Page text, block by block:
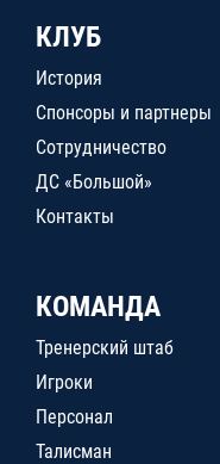
КЛУБ
История
Спонсоры и партнеры
Сотрудничество
ДС «Большой»
Контакты
КОМАНДА
Тренерский штаб
Игроки
Персонал
Талисман